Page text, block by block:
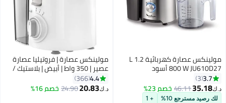
مولينكس عصارة كهربائية 1.2 L
800 W JU610D27 أسود
3.7
3
د.ك‏35.18
46.11خصم 23%
لك رصيد مسترجع 10% + 1
مولينكس عصارة | فروتيليا عصارة
عصير | 350 واط | أبيض | بلاستيك /
فولاذ مقاوم للصدأ | ضمان سنتين |
JU370127 950 ml 350 W
JU370127 أبيض
4.4
366
د.ك‏20.83
24.90خصم 16%